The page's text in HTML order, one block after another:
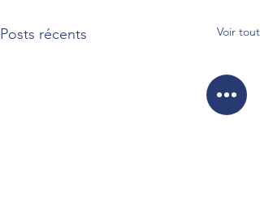
Posts récents Voir tout